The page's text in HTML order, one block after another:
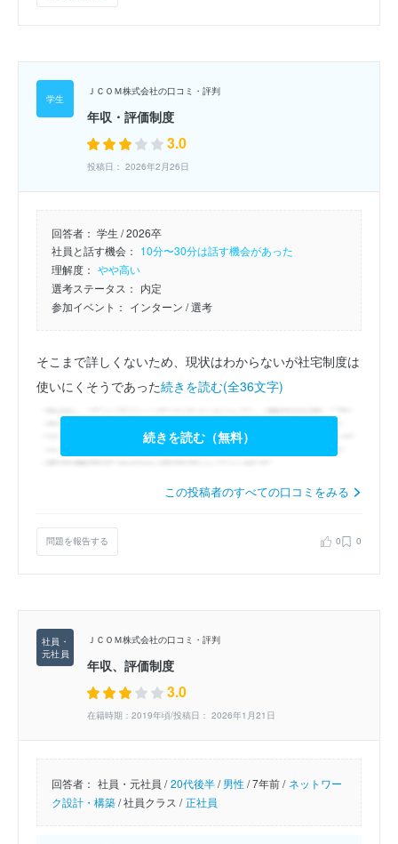
ＪＣＯＭ株式会社の口コミ・評判
年収・評価制度
3.0
投稿日： 2026年2月26日
回答者： 学生 / 2026卒
社員と話す機会： 10分〜30分は話す機会があった
理解度： やや高い
選考ステータス： 内定
参加イベント： インターン / 選考
そこまで詳しくないため、現状はわからないが社宅制度は
使いにくそうであった続きを読む(全36文字)
続きを読む（無料）
この投稿者のすべての口コミをみる
問題を報告する 0 0
ＪＣＯＭ株式会社の口コミ・評判
年収、評価制度
3.0
在籍時期：2019年頃/投稿日： 2026年1月21日
回答者： 社員・元社員 / 20代後半/男性/7年前 / ネットワー
ク設計・構築/社員クラス / 正社員